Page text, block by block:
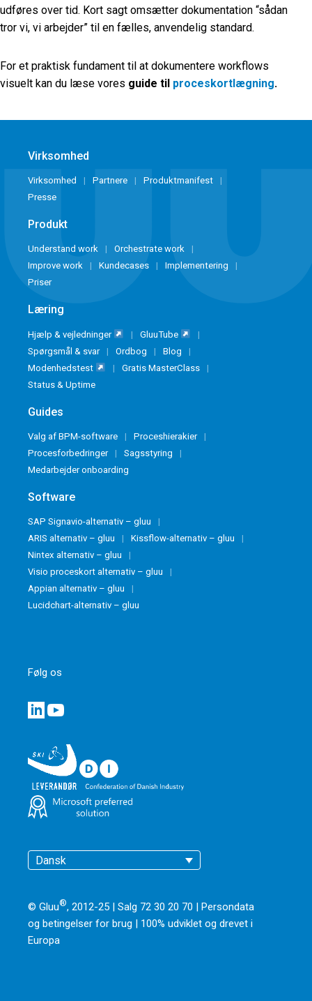
udføres over tid. Kort sagt omsætter dokumentation “sådan
tror vi, vi arbejder” til en fælles, anvendelig standard.
For et praktisk fundament til at dokumentere workflows
visuelt kan du læse vores guide til proceskortlægning.
Virksomhed
Virksomhed Partnere
Produktmanifest
Presse
Produkt
Understand work
Orchestrate work
Improve work
Kundecases
Implementering
Priser
Læring
Hjælp & vejledninger
GluuTube
Spørgsmål & svar
Ordbog
Blog
Modenhedstest
Gratis MasterClass
Status & Uptime
Guides
Valg af BPM-software
Proceshierakier
Procesforbedringer
Sagsstyring
Medarbejder onboarding
Software
SAP Signavio-alternativ – gluu
ARIS alternativ – gluu
Kissflow-alternativ – gluu
Nintex alternativ – gluu
Visio proceskort alternativ – gluu
Appian alternativ – gluu
Lucidchart-alternativ – gluu
Følg os
Dansk
© Gluu®, 2012-25 | Salg 72 30 20 70 | Persondata
og betingelser for brug | 100% udviklet og drevet i
Europa